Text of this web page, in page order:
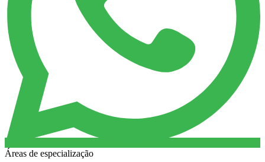
Áreas de especialização